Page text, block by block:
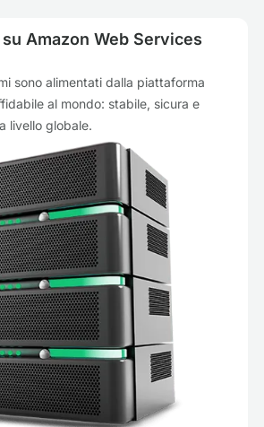
Amazon Web Services
sono alimentati dalla piattaforma
al mondo: stabile, sicura e
livello globale.